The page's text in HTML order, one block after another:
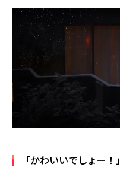
「かわいいでしょー！」